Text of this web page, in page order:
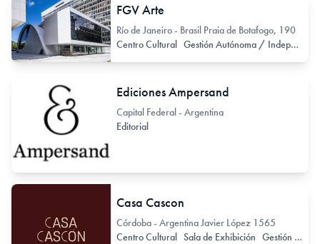
FGV Arte
Río de Janeiro - Brasil Praia de Botafogo, 190
Centro Cultural Gestión Autónoma / Independiente
Ediciones Ampersand
Capital Federal - Argentina
Editorial
Casa Cascon
Córdoba - Argentina Javier López 1565
Centro Cultural Sala de Exhibición Gestión Autónoma / Independiente